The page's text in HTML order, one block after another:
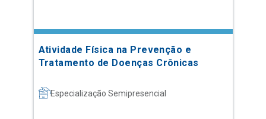
Atividade Física na Prevenção e
Tratamento de Doenças Crônicas
Especialização Semipresencial